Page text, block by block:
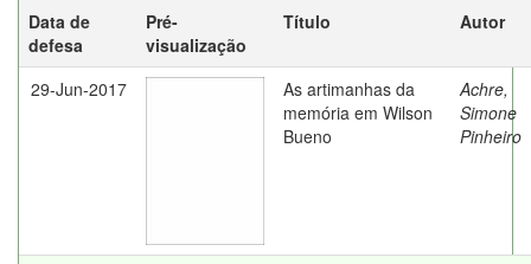
Data de
defesa
Pré-
visualização
Título Autor
29-Jun-2017
As artimanhas da
memória em Wilson
Bueno
Achre,
Simone
Pinheiro